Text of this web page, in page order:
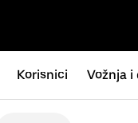
Korisnici Vožnja i